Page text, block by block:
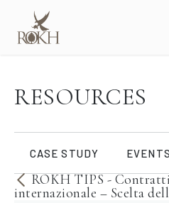
RESOURCES
CASE STUDY EVENTS
ROKH TIPS -
internazionale – Scelta